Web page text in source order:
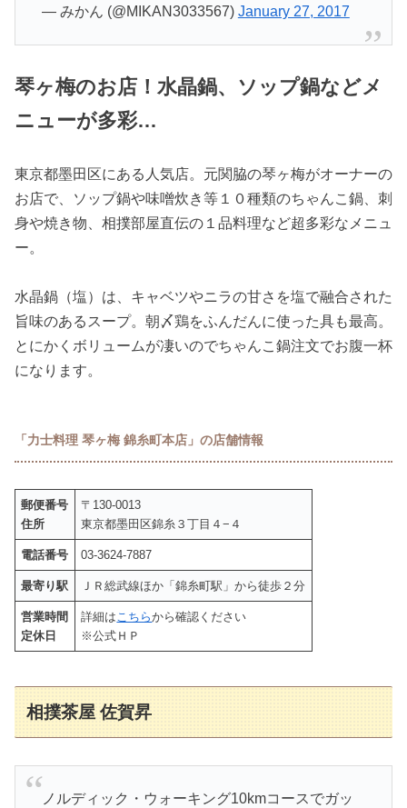
— みかん (@MIKAN3033567) January 27, 2017
琴ヶ梅のお店！水晶鍋、ソップ鍋などメ
ニューが多彩…
東京都墨田区にある人気店。元関脇の琴ヶ梅がオーナーの
お店で、ソップ鍋や味噌炊き等１０種類のちゃんこ鍋、刺
身や焼き物、相撲部屋直伝の１品料理など超多彩なメニュ
ー。
水晶鍋（塩）は、キャベツやニラの甘さを塩で融合された
旨味のあるスープ。朝〆鶏をふんだんに使った具も最高。
とにかくボリュームが凄いのでちゃんこ鍋注文でお腹一杯
になります。
「力士料理 琴ヶ梅 錦糸町本店」の店舗情報
郵便番号
住所
〒130-0013
東京都墨田区錦糸３丁目４−４
電話番号 03-3624-7887
最寄り駅 ＪＲ総武線ほか「錦糸町駅」から徒歩２分
営業時間
定休日
詳細はこちらから確認ください
※公式ＨＰ
相撲茶屋 佐賀昇
ノルディック・ウォーキング10kmコースでガッ